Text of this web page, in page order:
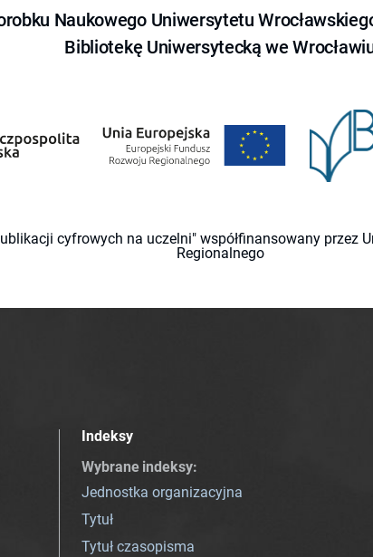
Naukowego Uniwersytetu
Bibliotekę Uniwersytecką we
cyfrowych na uczelni" współfinansowany przez
Regionalnego
Indeksy
Wybrane indeksy:
Jednostka organizacyjna
Tytuł
Tytuł czasopisma